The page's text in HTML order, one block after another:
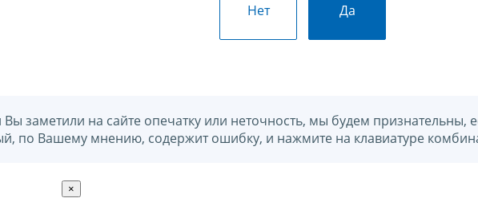
Нет Да
Вы заметили на сайте опечатку или неточность, мы будем признательны,
по Вашему мнению, содержит ошибку, и нажмите на клавиатуре
×